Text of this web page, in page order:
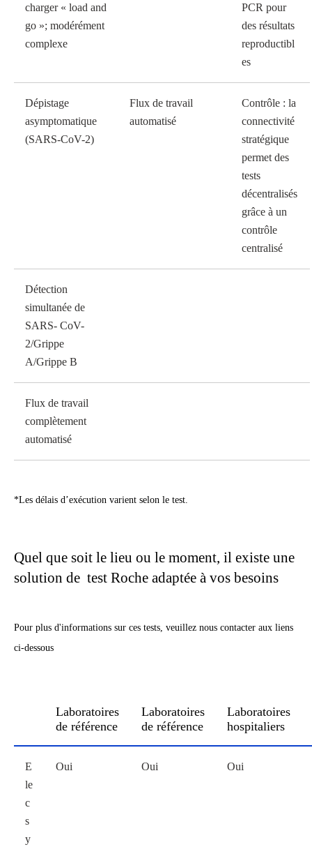
charger « load and
go »; modérément
complexe
PCR pour
des résultats
reproductibl
es
Dépistage
asymptomatique
(SARS-CoV-2)
Flux de travail
automatisé
Contrôle : la
connectivité
stratégique
permet des
tests
décentralisés
grâce à un
contrôle
centralisé
Détection
simultanée de
SARS- CoV-
2/Grippe
A/Grippe B
Flux de travail
complètement
automatisé
*Les délais d’exécution varient selon le test.
Quel que soit le lieu ou le moment, il existe une
solution de test Roche adaptée à vos besoins
Pour plus d'informations sur ces tests, veuillez nous contacter aux liens
ci-dessous
Laboratoires
de référence
Laboratoires
de référence
Laboratoires
hospitaliers
E
le
c
s
y
Oui Oui Oui